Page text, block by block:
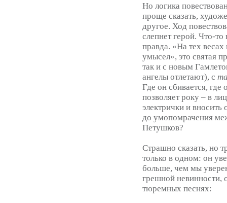
Но логика
проще сказать,
другое. Ход
слепнет герой. Что-то
правда. «На тех весах
умысел», это святая
так и с новым
ангелы отлетают), с
Где он сбивается, где
позволяет року – в
электрички и вносить
до умопомрачения
Петушков?
Страшно сказать, но
только в одном: он
больше, чем мы
грешной невинности,
тюремных песнях: